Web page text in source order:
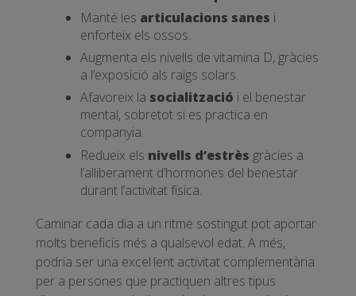
Manté les articulacions sanes i
enforteix els ossos.
Augmenta els nivells de vitamina D, gràcies
a l’exposició als raigs solars.
Afavoreix la socialització i el benestar
mental, sobretot si es practica en
companyia.
Redueix els nivells d’estrès gràcies a
l’alliberament d’hormones del benestar
durant l’activitat física.
Caminar cada dia a un ritme sostingut pot aportar
molts beneficis més a qualsevol edat. A més,
podria ser una excel·lent activitat complementària
per a persones que practiquen altres tipus